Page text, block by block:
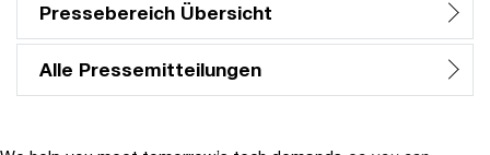
Pressebereich Übersicht
Alle Pressemitteilungen